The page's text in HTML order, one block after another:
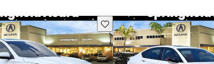
Guarda este Aviso